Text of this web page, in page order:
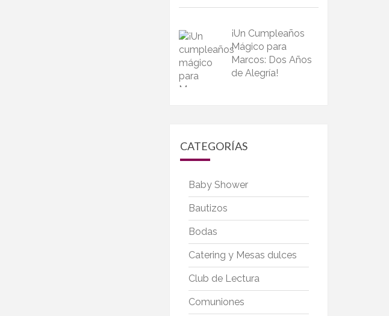
¡Un Cumpleaños
Mágico para
Marcos: Dos Años
de Alegría!
CATEGORÍAS
Baby Shower
Bautizos
Bodas
Catering y Mesas dulces
Club de Lectura
Comuniones